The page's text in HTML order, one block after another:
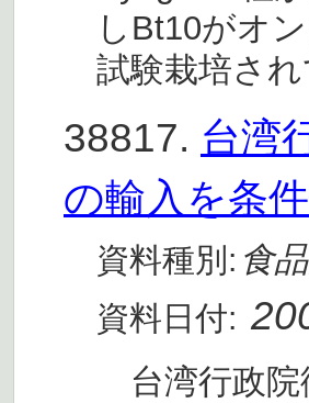
しBt10がオ
試験栽培さ
38817. 台湾
の輸入を条
資料種別: 食
資料日付:
台湾行政院